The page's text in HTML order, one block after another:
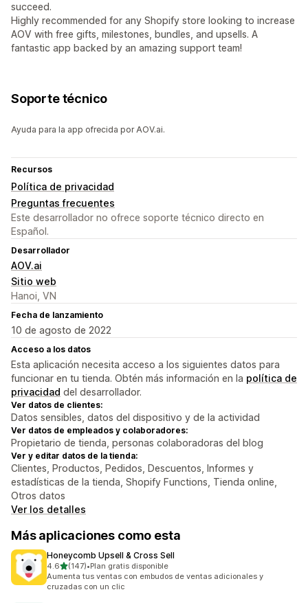
succeed.
Highly recommended for any Shopify store looking to increase
AOV with free gifts, milestones, bundles, and upsells. A
fantastic app backed by an amazing support team!
Soporte técnico
Ayuda para la app ofrecida por AOV.ai.
Recursos
Política de privacidad
Preguntas frecuentes
Este desarrollador no ofrece soporte técnico directo en
Español.
Desarrollador
AOV.ai
Sitio web
Hanoi, VN
Fecha de lanzamiento
10 de agosto de 2022
Acceso a los datos
Esta aplicación necesita acceso a los siguientes datos para
funcionar en tu tienda. Obtén más información en la política de
privacidad del desarrollador.
Ver datos de clientes:
Datos sensibles, datos del dispositivo y de la actividad
Ver datos de empleados y colaboradores:
Propietario de tienda, personas colaboradoras del blog
Ver y editar datos de la tienda:
Clientes, Productos, Pedidos, Descuentos, Informes y
estadísticas de la tienda, Shopify Functions, Tienda online,
Otros datos
Ver los detalles
Más aplicaciones como esta
Honeycomb Upsell & Cross Sell
4.6de 5 estrellas
(147)
147 reseñas en total
•Plan gratis disponible
Aumenta tus ventas con embudos de ventas adicionales y
cruzadas con un clic